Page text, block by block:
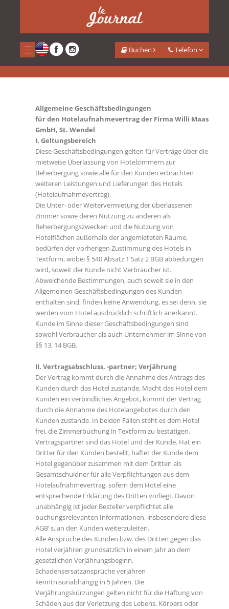
Telefon
Buchen
AGB
AGB
Allgemeine Geschäftsbedingungen
für den Hotelaufnahmevertrag der Firma Willi Maas
GmbH, St. Wendel
I. Geltungsbereich
Diese Geschäftsbedingungen gelten für Verträge über die
mietweise Überlassung von Hotelzimmern zur
Beherbergung sowie alle für den Kunden erbrachten
weiteren Leistungen und Lieferungen des Hotels
(Hotelaufnahmevertrag).
Die Unter- oder Weitervermietung der überlassenen
Zimmer sowie deren Nutzung zu anderen als
Beherbergungszwecken und die Nutzung von
Hotelflächen außerhalb der angemieteten Räume,
bedürfen der vorherigen Zustimmung des Hotels in
Textform, wobei § 540 Absatz 1 Satz 2 BGB abbedungen
wird, soweit der Kunde nicht Verbraucher ist.
Abweichende Bestimmungen, auch soweit sie in den
Allgemeinen Geschäftsbedingungen des Kunden
enthalten sind, finden keine Anwendung, es sei denn, sie
werden vom Hotel ausdrücklich schriftlich anerkannt.
Kunde im Sinne dieser Geschäftsbedingungen sind
sowohl Verbraucher als auch Unternehmer im Sinne von
§§ 13, 14 BGB.
II. Vertragsabschluss, -partner; Verjährung
Der Vertrag kommt durch die Annahme des Antrags des
Kunden durch das Hotel zustande. Macht das Hotel dem
Kunden ein verbindliches Angebot, kommt der Vertrag
durch die Annahme des Hotelangebotes durch den
Kunden zustande. In beiden Fällen steht es dem Hotel
frei, die Zimmerbuchung in Textform zu bestätigen.
Vertragspartner sind das Hotel und der Kunde. Hat ein
Dritter für den Kunden bestellt, haftet der Kunde dem
Hotel gegenüber zusammen mit dem Dritten als
Gesamtschuldner für alle Verpflichtungen aus dem
Hotelaufnahmevertrag, sofern dem Hotel eine
entsprechende Erklärung des Dritten vorliegt. Davon
unabhängig ist jeder Besteller verpflichtet alle
buchungsrelevanten Informationen, insbesondere diese
AGB’ s, an den Kunden weiterzuleiten.
Alle Ansprüche des Kunden bzw. des Dritten gegen das
Hotel verjähren grundsätzlich in einem Jahr ab dem
gesetzlichen Verjährungsbeginn.
Schadensersatzansprüche verjähren
kenntnisunabhängig in 5 Jahren. Die
Verjährungskürzungen gelten nicht für die Haftung von
Schäden aus der Verletzung des Lebens, Körpers oder